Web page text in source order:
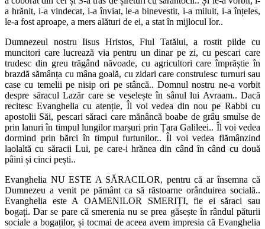
a hrănit, i-a vindecat, i-a înviat, le-a binevestit, i-a miluit, i-a înțeles,
le-a fost aproape, a mers alături de ei, a stat în mijlocul lor..
Dumnezeul nostru Iisus Hristos, Fiul Tatălui, a rostit pilde cu
muncitori care lucrează via pentru un dinar pe zi, cu pescari care
trudesc din greu trăgând năvoade, cu agricultori care împrăștie în
brazdă sămânța cu mâna goală, cu zidari care construiesc turnuri sau
case cu temelii pe nisip ori pe stâncă.. Domnul nostru ne-a vorbit
despre săracul Lazăr care se veselește în sânul lui Avraam.. Dacă
recitesc Evanghelia cu atenție, Îl voi vedea din nou pe Rabbi cu
apostolii Săi, pescari săraci care mănâncă boabe de grâu smulse de
prin lanuri în timpul lungilor marșuri prin Țara Galileei.. Îl voi vedea
dormind prin bărci în timpul furtunilor.. Îl voi vedea flămânzind
laolaltă cu săracii Lui, pe care-i hrănea din când în când cu două
pâini și cinci pești..
Evanghelia NU ESTE A SĂRACILOR, pentru că ar însemna că
Dumnezeu a venit pe pământ ca să răstoarne orânduirea socială..
Evanghelia este A OAMENILOR SMERIȚI, fie ei săraci sau
bogați. Dar se pare că smerenia nu se prea găsește în rândul păturii
sociale a bogaților, și tocmai de aceea avem impresia că Evanghelia